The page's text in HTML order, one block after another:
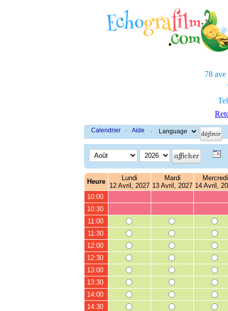
78 ave
Calendrier · Aide ·
Heure
Lundi
12 Avril, 2027
Mardi
13 Avril, 2027
Mercredi
14 Avril,
10:00
10:30
11:00
11:30
12:00
12:30
13:00
13:30
14:00
14:30